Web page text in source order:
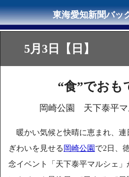
5月3日【日】
“食”でおも
岡崎公園 天下泰平マ
暖かい気候と快晴に恵まれ、
ぎわいを見せる 岡崎公園 で2日、
念イベント「天下泰平マルシェ